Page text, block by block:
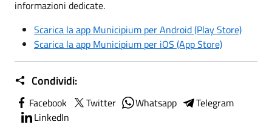
informazioni dedicate.
Scarica la app Municipium per Android (Play Store)
Scarica la app Municipium per iOS (App Store)
Condividi:
Facebook Twitter Whatsapp
Telegram
LinkedIn